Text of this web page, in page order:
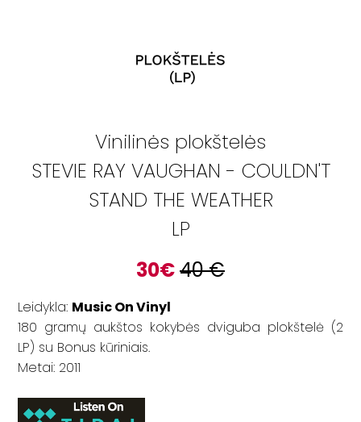
Vinilinės plokštelės
STEVIE RAY VAUGHAN - COULDN'T
STAND THE WEATHER
LP
30€40€
Leidykla: Music On Vinyl
180 gramų aukštos kokybės dviguba plokštelė (2
LP) su Bonus kūriniais.
Metai: 2011